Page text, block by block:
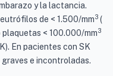
y la lactancia.
de < 1.500/mm3 (
< 100.000/mm3
En pacientes con SK
e incontroladas.